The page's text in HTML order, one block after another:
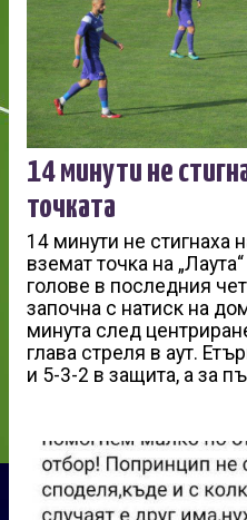
14 минути не
точката
14 минути не стигнаха
вземат точка на
голове в последния
започна с натиск на
минута след
глава стреля в аут.
и 5-3-2 в защита, а за